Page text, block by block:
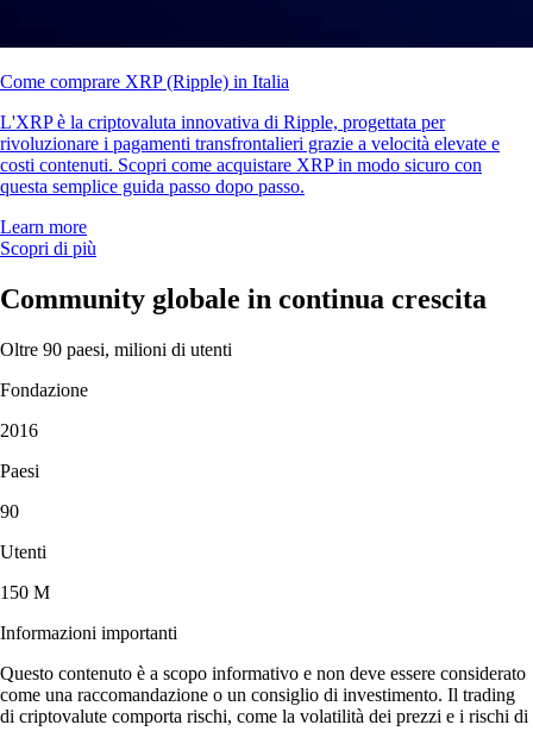
Come comprare XRP (Ripple) in Italia
L'XRP è la criptovaluta innovativa di Ripple, progettata per
rivoluzionare i pagamenti transfrontalieri grazie a velocità elevate e
costi contenuti. Scopri come acquistare XRP in modo sicuro con
questa semplice guida passo dopo passo.
Learn more
Scopri di più
Community globale in continua crescita
Oltre 90 paesi, milioni di utenti
Fondazione
2016
Paesi
90
Utenti
150 M
Informazioni importanti
Questo contenuto è a scopo informativo e non deve essere considerato
come una raccomandazione o un consiglio di investimento. Il trading
di criptovalute comporta rischi, come la volatilità dei prezzi e i rischi di